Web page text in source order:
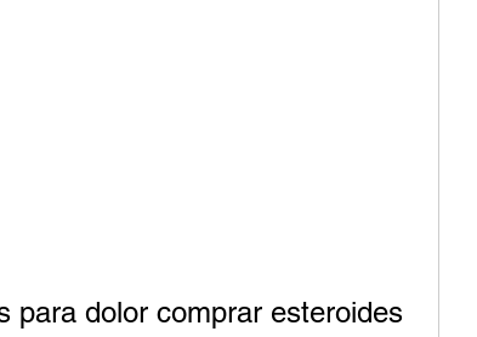
para dolor comprar esteroides